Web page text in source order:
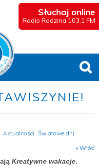
Słuchaj online
Radio Rodzina 103,1 FM
Aktualności Światowe dni
« Wróć
Kreatywne wakacje.